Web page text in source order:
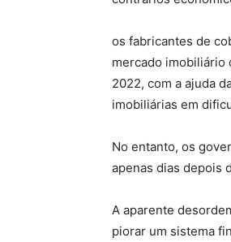
os fabricantes de
mercado imobiliário
2022, com a ajuda
imobiliárias em
No entanto, os
apenas dias depois
A aparente
piorar um sistema